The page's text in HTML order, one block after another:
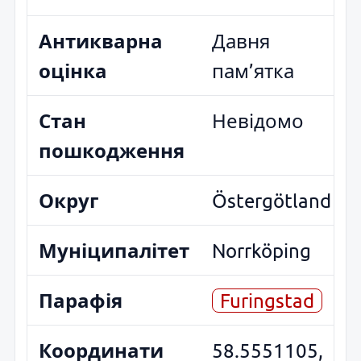
Антикварна
оцінка
Давня
пам’ятка
Стан
пошкодження
Невідомо
Округ Östergötland
Муніципалітет Norrköping
Парафія Furingstad
Координати 58.5551105,